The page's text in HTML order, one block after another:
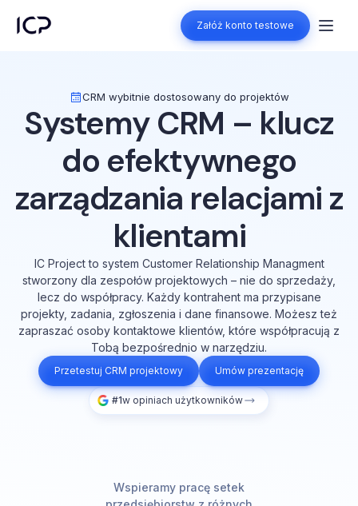
Załóż konto testowe
Załóż konto testowe
CRM wybitnie dostosowany do projektów
Systemy CRM – klucz
do efektywnego
zarządzania relacjami z
klientami
IC Project to system Customer Relationship Managment
stworzony dla zespołów projektowych – nie do sprzedaży,
lecz do współpracy. Każdy kontrahent ma przypisane
projekty, zadania, zgłoszenia i dane finansowe. Możesz też
zapraszać osoby kontaktowe klientów, które współpracują z
Tobą bezpośrednio w narzędziu.
Przetestuj CRM projektowy Umów prezentację
#1w opiniach użytkowników
Wspieramy pracę setek